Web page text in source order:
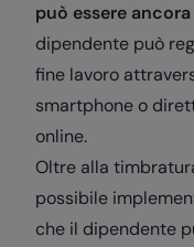
può essere
dipendente può
fine lavoro
smartphone o
online.
Oltre alla
possibile
che il dipendente